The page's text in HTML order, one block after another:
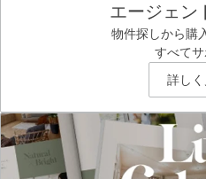
エージェン
物件探しから購
すべてサ
詳しく